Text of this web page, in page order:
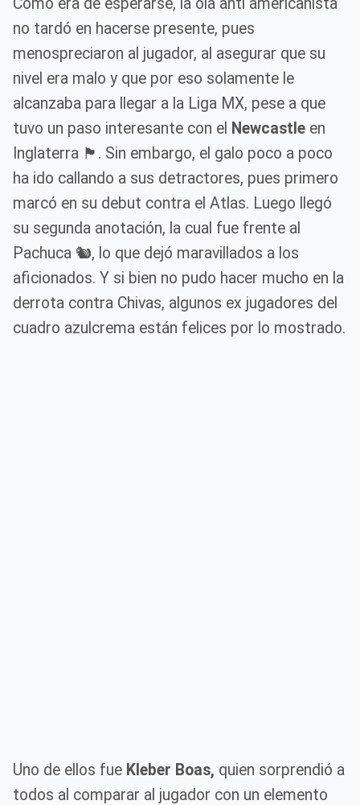
no tardó en hacerse presente, pues
menospreciaron al jugador, al asegurar que su
nivel era malo y que por eso solamente le
alcanzaba para llegar a la Liga MX, pese a que
tuvo un paso interesante con el Newcastle en
Inglaterra 🏴󠁧󠁢󠁥󠁮󠁧󠁿. Sin embargo, el galo poco a poco
ha ido callando a sus detractores, pues primero
marcó en su debut contra el Atlas. Luego llegó
su segunda anotación, la cual fue frente al
Pachuca 🐿️, lo que dejó maravillados a los
aficionados. Y si bien no pudo hacer mucho en la
derrota contra Chivas, algunos ex jugadores del
cuadro azulcrema están felices por lo mostrado.
Uno de ellos fue Kleber Boas, quien sorprendió a
todos al comparar al jugador con un elemento